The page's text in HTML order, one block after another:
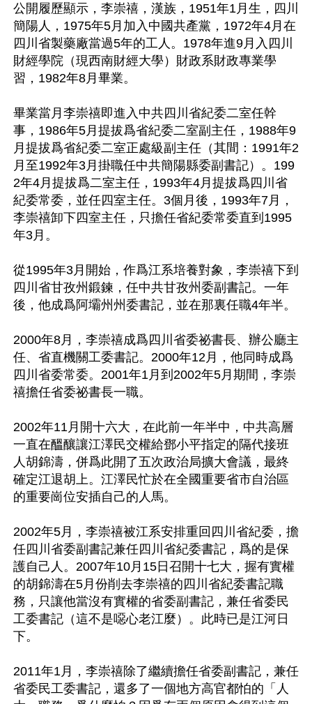
公開履歷顯示，李崇禧，漢族，1951年1月生，四川
簡陽人，1975年5月加入中國共產黨，1972年4月在
四川省製藥廠當過5年的工人。1978年進9月入四川
財經學院（現西南財經大學）財政系財政專業學
習，1982年8月畢業。
畢業當月李崇禧即進入中共四川省紀委二室任幹
事，1986年5月提拔爲省紀委二室副主任，1988年9
月提拔爲省紀委二室正處級副主任（其間：1991年2
月至1992年3月掛職任中共簡陽縣委副書記）。199
2年4月提拔爲二室主任，1993年4月提拔爲四川省
紀委常委，並任四室主任。3個月後，1993年7月，
李崇禧卸下四室主任，只擔任省紀委常委直到1995
年3月。
從1995年3月開始，作爲江系培養對象，李崇禧下到
四川省甘孜州鍛鍊，任中共甘孜州委副書記。一年
後，他成爲阿壩州州委書記，並在那裏任職4年半。
2000年8月，李崇禧成爲四川省委祕書長、辦公廳主
任、省直機關工委書記。2000年12月，他同時成爲
四川省委常委。2001年1月到2002年5月期間，李崇
禧擔任省委祕書長一職。
2002年11月開十六大，在此前一年半中，中共高層
一直在醞釀讓江澤民交權給鄧小平指定的隔代接班
人胡錦濤，併爲此開了五次政治局擴大會議，最終
確定江退胡上。江澤民忙於在全國重要省市自治區
的重要崗位安插自己的人馬。
2002年5月，李崇禧被江系安排重回四川省紀委，擔
任四川省委副書記兼任四川省紀委書記，爲的是保
護自己人。2007年10月15日召開十七大，握有實權
的胡錦濤在5月份削去李崇禧的四川省紀委書記職
務，只讓他當沒有實權的省委副書記，兼任省委民
工委書記（這不是噁心老江麼）。此時已是江河日
下。
2011年1月，李崇禧除了繼續擔任省委副書記，兼任
省委民工委書記，還多了一個地方高官都怕的「人